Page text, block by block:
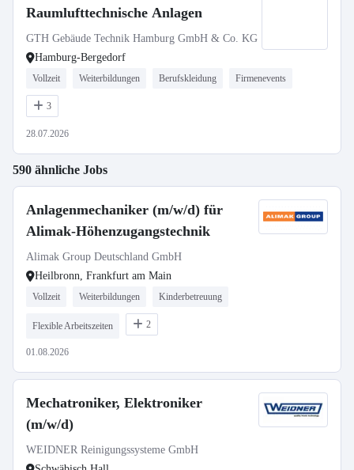
Raumlufttechnische Anlagen
GTH Gebäude Technik Hamburg GmbH & Co. KG
Hamburg-Bergedorf
Vollzeit Weiterbildungen Berufskleidung Firmenevents
3
28.07.2026
590 ähnliche Jobs
Anlagenmechaniker (m/w/d) für
Alimak-Höhenzugangstechnik
Alimak Group Deutschland GmbH
Heilbronn, Frankfurt am Main
Vollzeit Weiterbildungen Kinderbetreuung
Flexible Arbeitszeiten 2
01.08.2026
Mechatroniker, Elektroniker
(m/w/d)
WEIDNER Reinigungssysteme GmbH